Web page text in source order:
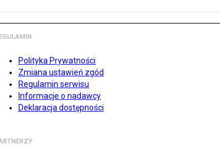
Polityka Prywatności
Zmiana ustawień zgód
Regulamin serwisu
Informacje o nadawcy
Deklaracja dostępności